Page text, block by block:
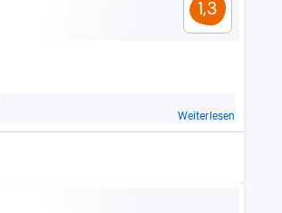
1,3
Weiterlesen